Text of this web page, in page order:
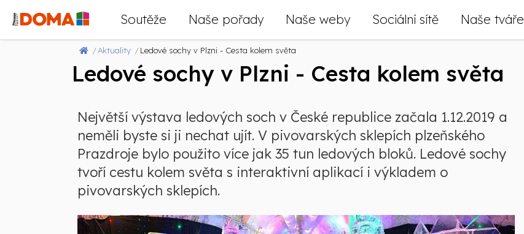
Soutěže Naše pořady Naše weby Sociální sítě Naše tváře
Aktuality Ledové sochy v Plzni - Cesta kolem světa
Ledové sochy v Plzni - Cesta kolem světa
Největší výstava ledových soch v České republice začala 1.12.2019 a
neměli byste si ji nechat ujít. V pivovarských sklepích plzeňského
Prazdroje bylo použito více jak 35 tun ledových bloků. Ledové sochy
tvoří cestu kolem světa s interaktivní aplikací i výkladem o
pivovarských sklepích.